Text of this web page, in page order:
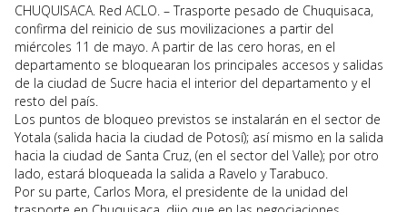
CHUQUISACA. Red ACLO. – Trasporte pesado de Chuquisaca,
confirma del reinicio de sus movilizaciones a partir del
miércoles 11 de mayo. A partir de las cero horas, en el
departamento se bloquearan los principales accesos y salidas
de la ciudad de Sucre hacia el interior del departamento y el
resto del país.
Los puntos de bloqueo previstos se instalarán en el sector de
Yotala (salida hacia la ciudad de Potosí); así mismo en la salida
hacia la ciudad de Santa Cruz, (en el sector del Valle); por otro
lado, estará bloqueada la salida a Ravelo y Tarabuco.
Por su parte, Carlos Mora, el presidente de la unidad del